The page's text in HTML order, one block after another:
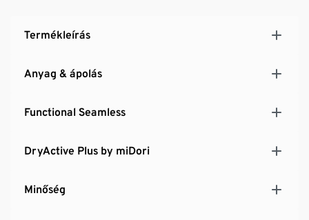
Termékleírás
Anyag & ápolás
Functional Seamless
DryActive Plus by miDori
Minőség